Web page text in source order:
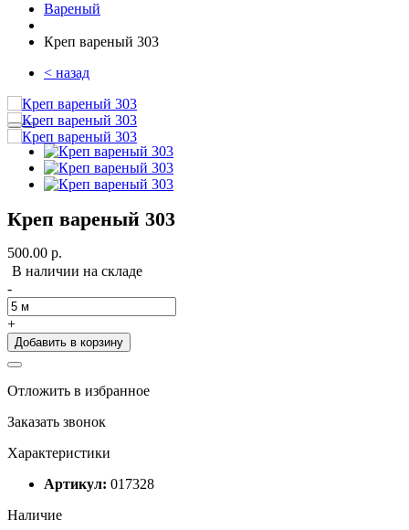
Вареный
Креп вареный 303
< назад
Креп вареный 303
500.00 р.
В наличии на складе
-
+
Добавить в корзину
Отложить в избранное
Заказать звонок
Характеристики
Артикул: 017328
Наличие